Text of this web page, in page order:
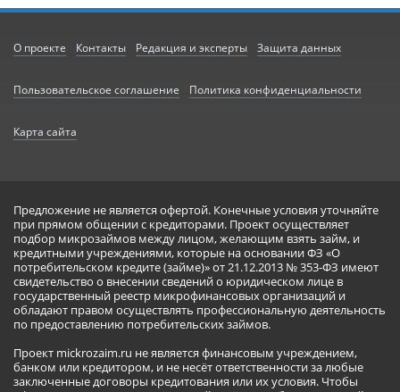
О проекте Контакты Редакция и эксперты Защита данных
Пользовательское соглашение Политика конфиденциальности
Карта сайта
Предложение не является офертой. Конечные условия уточняйте
при прямом общении с кредиторами. Проект осуществляет
подбор микрозаймов между лицом, желающим взять займ, и
кредитными учреждениями, которые на основании ФЗ «О
потребительском кредите (займе)» от 21.12.2013 № 353-ФЗ имеют
свидетельство о внесении сведений о юридическом лице в
государственный реестр микрофинансовых организаций и
обладают правом осуществлять профессиональную деятельность
по предоставлению потребительских займов.
Проект mickrozaim.ru не является финансовым учреждением,
банком или кредитором, и не несёт ответственности за любые
заключенные договоры кредитования или их условия. Чтобы